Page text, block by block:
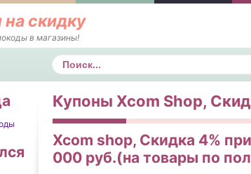
скидку
в магазины!
Поиск
Купоны Xcom Shop,
Xcom shop, Скидка 4%
000 руб.(на товары по